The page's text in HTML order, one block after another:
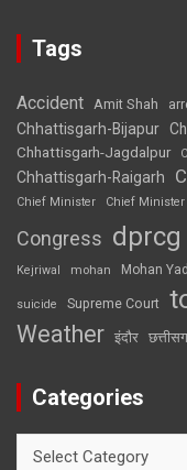
Tags
Accident Amit Shah
Chhattisgarh-Bijapur
Chhattisgarh-Jagdalpur
Chhattisgarh-Raigarh
Chief Minister
Chief Minister
Congress dprcg
Kejriwal mohan Mohan
suicide Supreme Court
Weather इंदौर
Categories